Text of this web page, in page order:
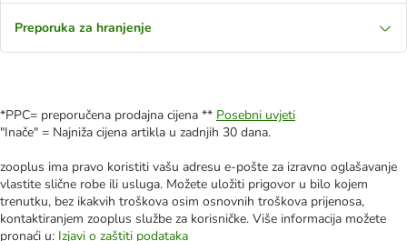
Preporuka za hranjenje
*PPC= preporučena prodajna cijena ** Posebni uvjeti
"Inače" = Najniža cijena artikla u zadnjih 30 dana.
zooplus ima pravo koristiti vašu adresu e-pošte za izravno oglašavanje
vlastite slične robe ili usluga. Možete uložiti prigovor u bilo kojem
trenutku, bez ikakvih troškova osim osnovnih troškova prijenosa,
kontaktiranjem zooplus službe za korisničke. Više informacija možete
pronaći u: Izjavi o zaštiti podataka